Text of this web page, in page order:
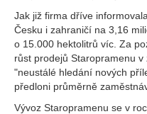
Jak již firma dříve
Česku i zahraničí na 3,16
o 15.000 hektolitrů víc. Za
růst prodejů Staropramenu
"neustálé hledání nových
předloni průměrně
Vývoz Staropramenu se v